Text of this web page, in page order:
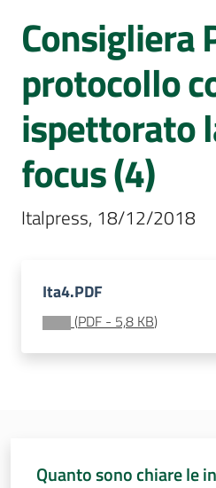
Assemblea
legislativa
Assemblea
Argomenti
Per i media
Consigliera
protocollo
ispettorato
focus (4)
Italpress, 18/12/2018
Ita4.PDF
(PDF - 5,8 KB)
Quanto sono chiare le